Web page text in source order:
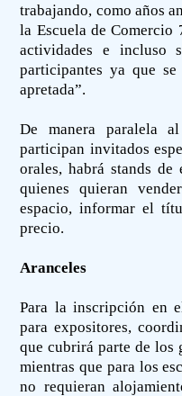
trabajando, como años
la Escuela de Comercio
actividades e incluso
participantes ya que
apretada”.
De manera paralela
participan invitados
orales, habrá stands
quienes quieran
espacio, informar el
precio.
Aranceles
Para la inscripción en
para expositores,
que cubrirá parte de los
mientras que para los
no requieran